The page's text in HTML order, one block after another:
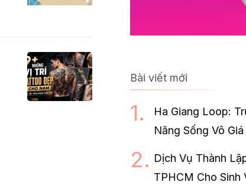
Bài viết mới
Ha Giang Loop:
Năng Sống Vô
Dịch Vụ Thành
TPHCM Cho Sinh